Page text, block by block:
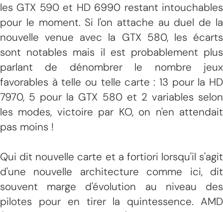
les GTX 590 et HD 6990 restant intouchables
pour le moment. Si l'on attache au duel de la
nouvelle venue avec la GTX 580, les écarts
sont notables mais il est probablement plus
parlant de dénombrer le nombre jeux
favorables à telle ou telle carte : 13 pour la HD
7970, 5 pour la GTX 580 et 2 variables selon
les modes, victoire par KO, on n'en attendait
pas moins !
Qui dit nouvelle carte et a fortiori lorsqu'il s'agit
d'une nouvelle architecture comme ici, dit
souvent marge d'évolution au niveau des
pilotes pour en tirer la quintessence. AMD